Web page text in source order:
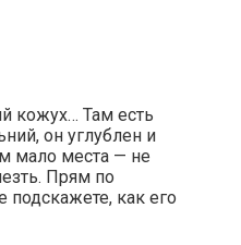
кожух… Там есть
он углублен и
мало места — не
Прям по
подскажете, как его